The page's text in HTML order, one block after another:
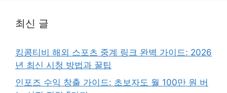
최신 글
킹콩티비 해외 스포츠 중계 링크 완벽 가이드: 2026
년 최신 시청 방법과 꿀팁
인포즈 수익 창출 가이드: 초보자도 월 100만 원 버